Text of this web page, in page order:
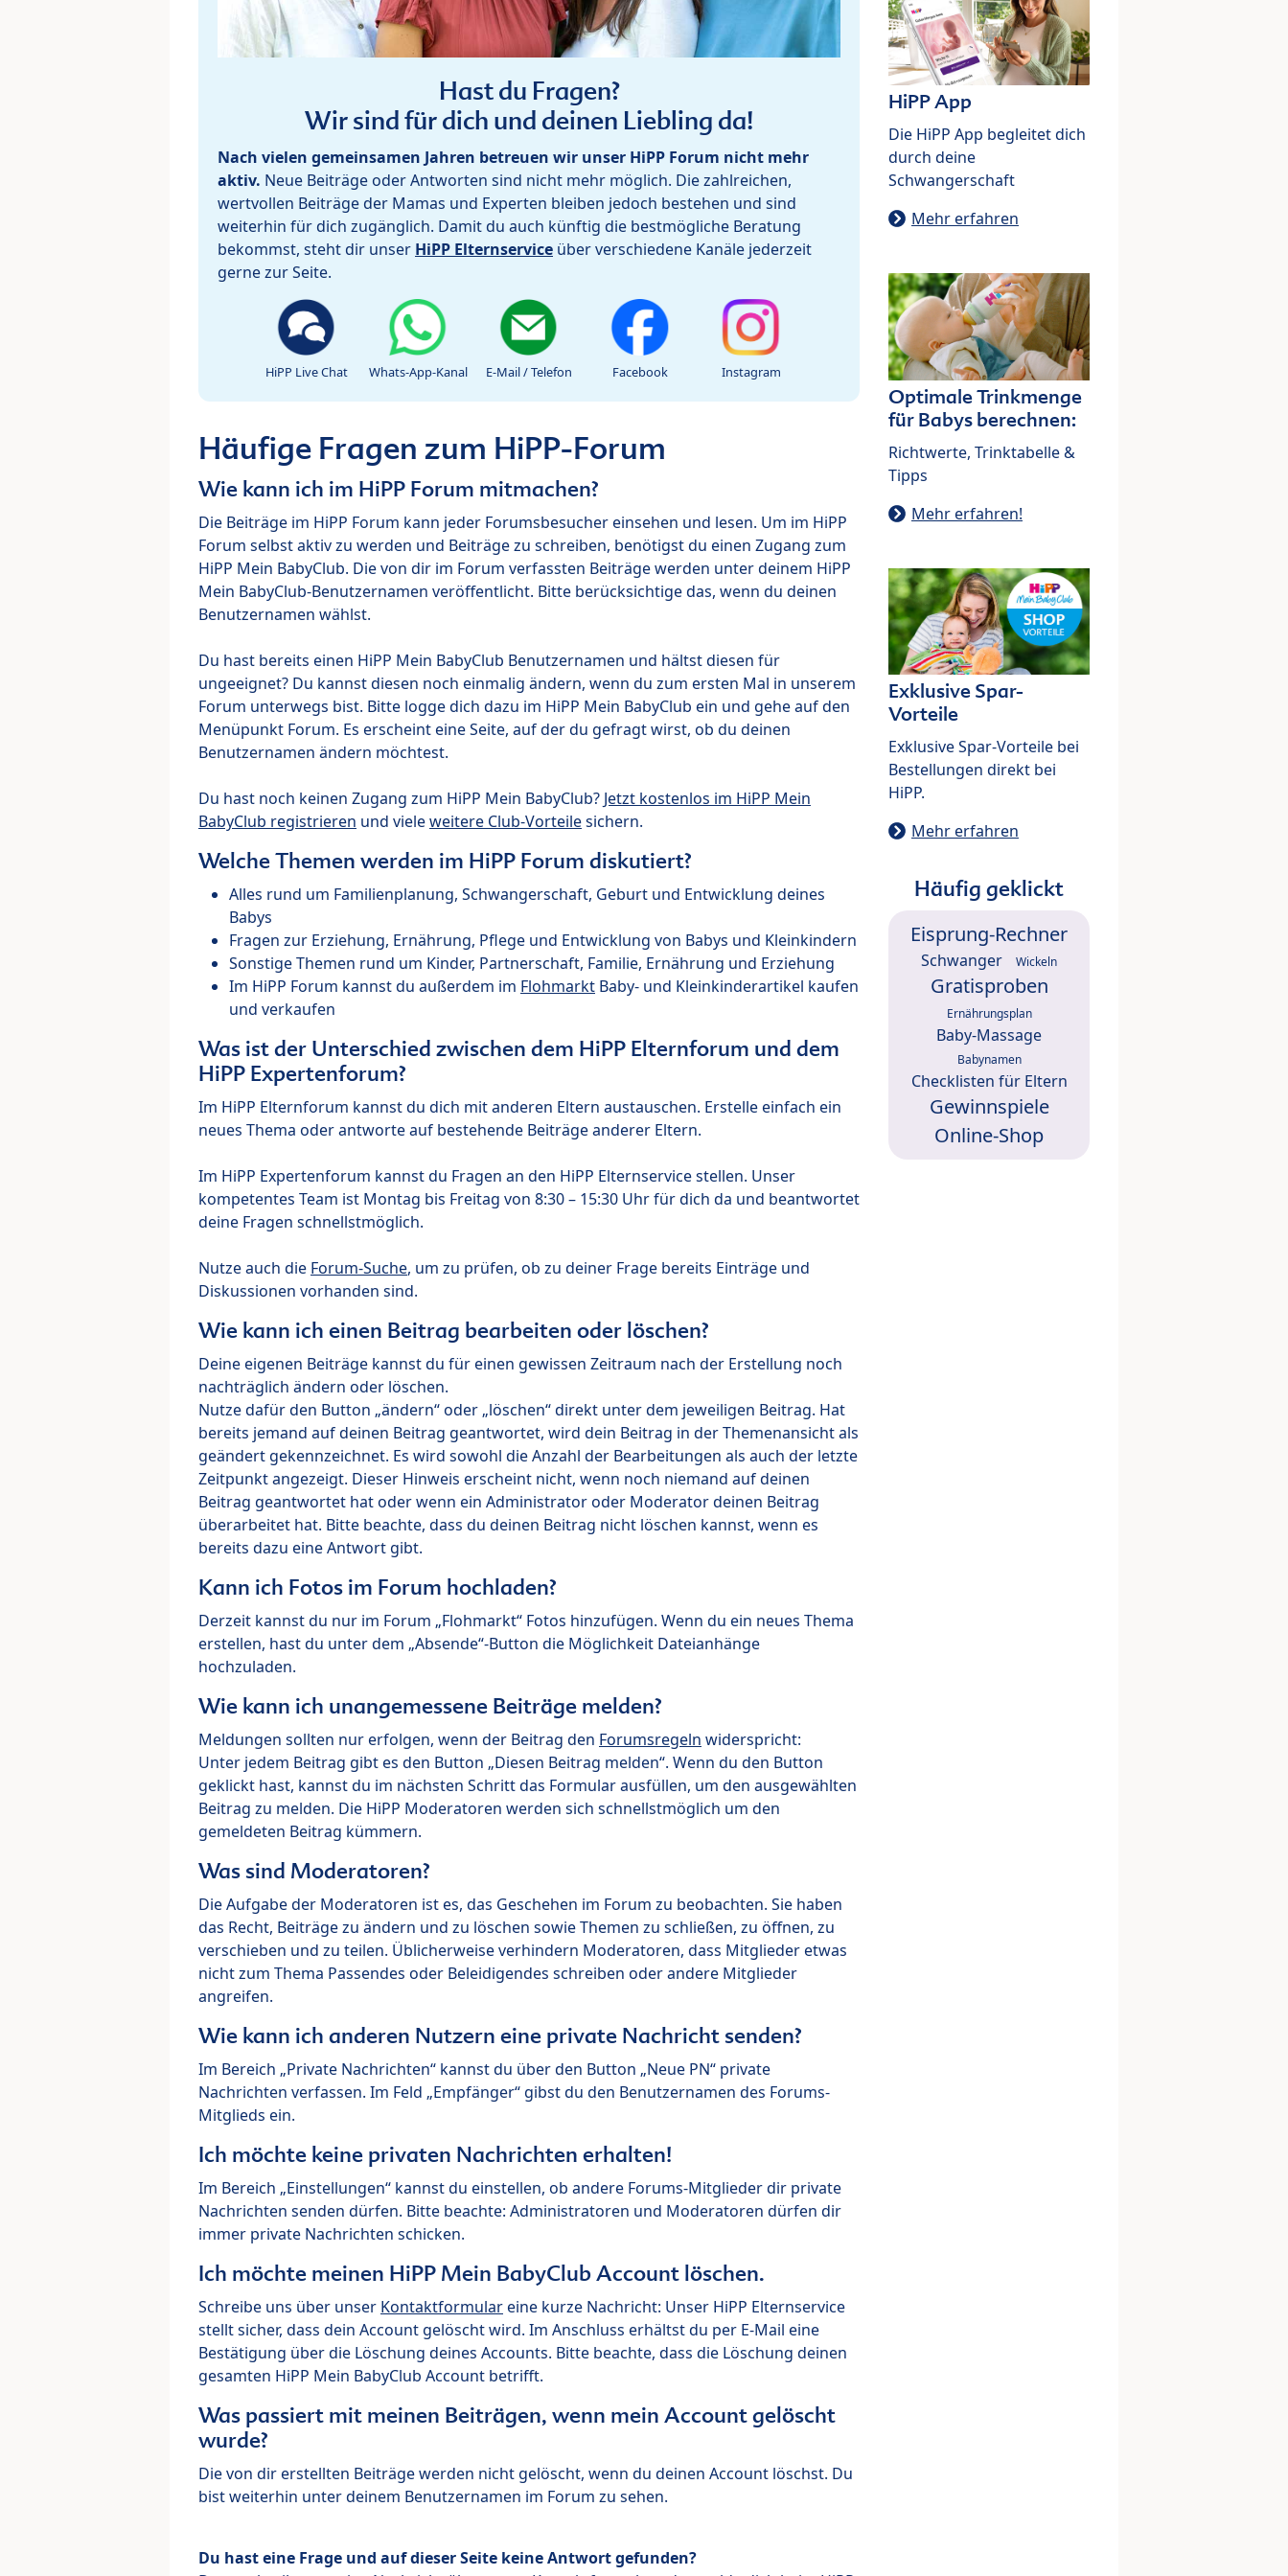
Hast du Fragen?
Wir sind für dich und deinen Liebling da!
Nach vielen gemeinsamen Jahren betreuen wir unser HiPP Forum nicht mehr
aktiv. Neue Beiträge oder Antworten sind nicht mehr möglich. Die zahlreichen,
wertvollen Beiträge der Mamas und Experten bleiben jedoch bestehen und sind
weiterhin für dich zugänglich. Damit du auch künftig die bestmögliche Beratung
bekommst, steht dir unser HiPP Elternservice über verschiedene Kanäle jederzeit
gerne zur Seite.
HiPP Live Chat Whats-App-Kanal E-Mail / Telefon Facebook Instagram
Häufige Fragen zum HiPP-Forum
Wie kann ich im HiPP Forum mitmachen?
Die Beiträge im HiPP Forum kann jeder Forumsbesucher einsehen und lesen. Um im HiPP
Forum selbst aktiv zu werden und Beiträge zu schreiben, benötigst du einen Zugang zum
HiPP Mein BabyClub. Die von dir im Forum verfassten Beiträge werden unter deinem HiPP
Mein BabyClub-Benutzernamen veröffentlicht. Bitte berücksichtige das, wenn du deinen
Benutzernamen wählst.
Du hast bereits einen HiPP Mein BabyClub Benutzernamen und hältst diesen für
ungeeignet? Du kannst diesen noch einmalig ändern, wenn du zum ersten Mal in unserem
Forum unterwegs bist. Bitte logge dich dazu im HiPP Mein BabyClub ein und gehe auf den
Menüpunkt Forum. Es erscheint eine Seite, auf der du gefragt wirst, ob du deinen
Benutzernamen ändern möchtest.
Du hast noch keinen Zugang zum HiPP Mein BabyClub? Jetzt kostenlos im HiPP Mein
BabyClub registrieren und vieleweitere Club-Vorteilesichern.
Welche Themen werden im HiPP Forum diskutiert?
Alles rund um Familienplanung, Schwangerschaft, Geburt und Entwicklung deines
Babys
Fragen zur Erziehung, Ernährung, Pflege und Entwicklung von Babys und Kleinkindern
Sonstige Themen rund um Kinder, Partnerschaft, Familie, Ernährung und Erziehung
Im HiPP Forum kannst du außerdem im Flohmarkt Baby- und Kleinkinderartikel kaufen
und verkaufen
Was ist der Unterschied zwischen dem HiPP Elternforum und dem
HiPP Expertenforum?
Im HiPP Elternforum kannst du dich mit anderen Eltern austauschen. Erstelle einfach ein
neues Thema oder antworte auf bestehende Beiträge anderer Eltern.
Im HiPP Expertenforum kannst du Fragen an den HiPP Elternservice stellen. Unser
kompetentes Team ist Montag bis Freitag von 8:30 – 15:30 Uhr für dich da und beantwortet
deine Fragen schnellstmöglich.
Nutze auch die Forum-Suche, um zu prüfen, ob zu deiner Frage bereits Einträge und
Diskussionen vorhanden sind.
Wie kann ich einen Beitrag bearbeiten oder löschen?
Deine eigenen Beiträge kannst du für einen gewissen Zeitraum nach der Erstellung noch
nachträglich ändern oder löschen.
Nutze dafür den Button „ändern“ oder „löschen“ direkt unter dem jeweiligen Beitrag. Hat
bereits jemand auf deinen Beitrag geantwortet, wird dein Beitrag in der Themenansicht als
geändert gekennzeichnet. Es wird sowohl die Anzahl der Bearbeitungen als auch der letzte
Zeitpunkt angezeigt. Dieser Hinweis erscheint nicht, wenn noch niemand auf deinen
Beitrag geantwortet hat oder wenn ein Administrator oder Moderator deinen Beitrag
überarbeitet hat. Bitte beachte, dass du deinen Beitrag nicht löschen kannst, wenn es
bereits dazu eine Antwort gibt.
Kann ich Fotos im Forum hochladen?
Derzeit kannst du nur im Forum „Flohmarkt“ Fotos hinzufügen. Wenn du ein neues Thema
erstellen, hast du unter dem „Absende“-Button die Möglichkeit Dateianhänge
hochzuladen.
Wie kann ich unangemessene Beiträge melden?
Meldungen sollten nur erfolgen, wenn der Beitrag den Forumsregeln widerspricht:
Unter jedem Beitrag gibt es den Button „Diesen Beitrag melden“. Wenn du den Button
geklickt hast, kannst du im nächsten Schritt das Formular ausfüllen, um den ausgewählten
Beitrag zu melden. Die HiPP Moderatoren werden sich schnellstmöglich um den
gemeldeten Beitrag kümmern.
Was sind Moderatoren?
Die Aufgabe der Moderatoren ist es, das Geschehen im Forum zu beobachten. Sie haben
das Recht, Beiträge zu ändern und zu löschen sowie Themen zu schließen, zu öffnen, zu
verschieben und zu teilen. Üblicherweise verhindern Moderatoren, dass Mitglieder etwas
nicht zum Thema Passendes oder Beleidigendes schreiben oder andere Mitglieder
angreifen.
Wie kann ich anderen Nutzern eine private Nachricht senden?
Im Bereich „Private Nachrichten“ kannst du über den Button „Neue PN“ private
Nachrichten verfassen. Im Feld „Empfänger“ gibst du den Benutzernamen des Forums-
Mitglieds ein.
Ich möchte keine privaten Nachrichten erhalten!
Im Bereich „Einstellungen“ kannst du einstellen, ob andere Forums-Mitglieder dir private
Nachrichten senden dürfen. Bitte beachte: Administratoren und Moderatoren dürfen dir
immer private Nachrichten schicken.
Ich möchte meinen HiPP Mein BabyClub Account löschen.
Schreibe uns über unser Kontaktformulareine kurze Nachricht: Unser HiPP Elternservice
stellt sicher, dass dein Account gelöscht wird. Im Anschluss erhältst du per E-Mail eine
Bestätigung über die Löschung deines Accounts. Bitte beachte, dass die Löschung deinen
gesamten HiPP Mein BabyClub Account betrifft.
Was passiert mit meinen Beiträgen, wenn mein Account gelöscht
wurde?
Die von dir erstellten Beiträge werden nicht gelöscht, wenn du deinen Account löschst. Du
bist weiterhin unter deinem Benutzernamen im Forum zu sehen.
Du hast eine Frage und auf dieser Seite keine Antwort gefunden?
HiPP App
Die HiPP App begleitet dich
durch deine
Schwangerschaft
Mehr erfahren
Optimale Trinkmenge
für Babys berechnen:
Richtwerte, Trinktabelle &
Tipps
Mehr erfahren!
Exklusive Spar-
Vorteile
Exklusive Spar-Vorteile bei
Bestellungen direkt bei
HiPP.
Mehr erfahren
Häufig geklickt
Eisprung-Rechner
Schwanger Wickeln
Gratisproben
Ernährungsplan
Baby-Massage
Babynamen
Checklisten für Eltern
Gewinnspiele
Online-Shop